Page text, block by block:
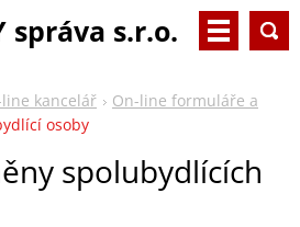
správa s.r.o.
kancelář
On-line formuláře a
osoby
spolubydlících